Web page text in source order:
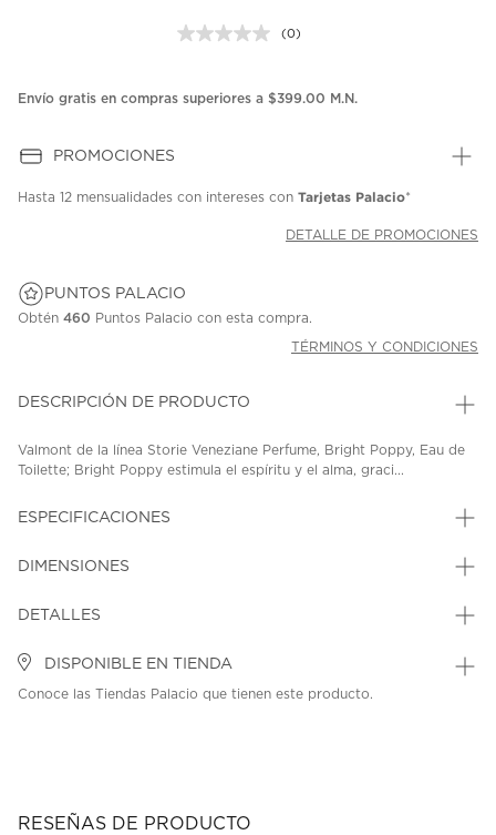
Sin
en
(0)
Envío gratis en compras superiores a $399.00 M.N.
PROMOCIONES
Hasta 12 mensualidades con intereses con Tarjetas Palacio*
DETALLE DE PROMOCIONES
PUNTOS PALACIO
Obtén 460 Puntos Palacio con esta compra.
TÉRMINOS Y CONDICIONES
DESCRIPCIÓN DE PRODUCTO
Valmont de la línea Storie Veneziane Perfume, Bright Poppy, Eau de
Toilette; Bright Poppy estimula el espíritu y el alma, graci...
ESPECIFICACIONES
DIMENSIONES
DETALLES
DISPONIBLE EN TIENDA
Conoce las Tiendas Palacio que tienen este producto.
RESEÑAS DE PRODUCTO